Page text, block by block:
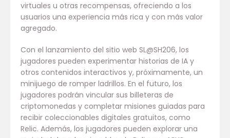
virtuales u otras recompensas, ofreciendo a los
usuarios una experiencia más rica y con más valor
agregado.
Con el lanzamiento del sitio web SL@SH206, los
jugadores pueden experimentar historias de IA y
otros contenidos interactivos y, próximamente, un
minijuego de romper ladrillos. En el futuro, los
jugadores podrán vincular sus billeteras de
criptomonedas y completar misiones guiadas para
recibir coleccionables digitales gratuitos, como
Relic. Además, los jugadores pueden explorar una